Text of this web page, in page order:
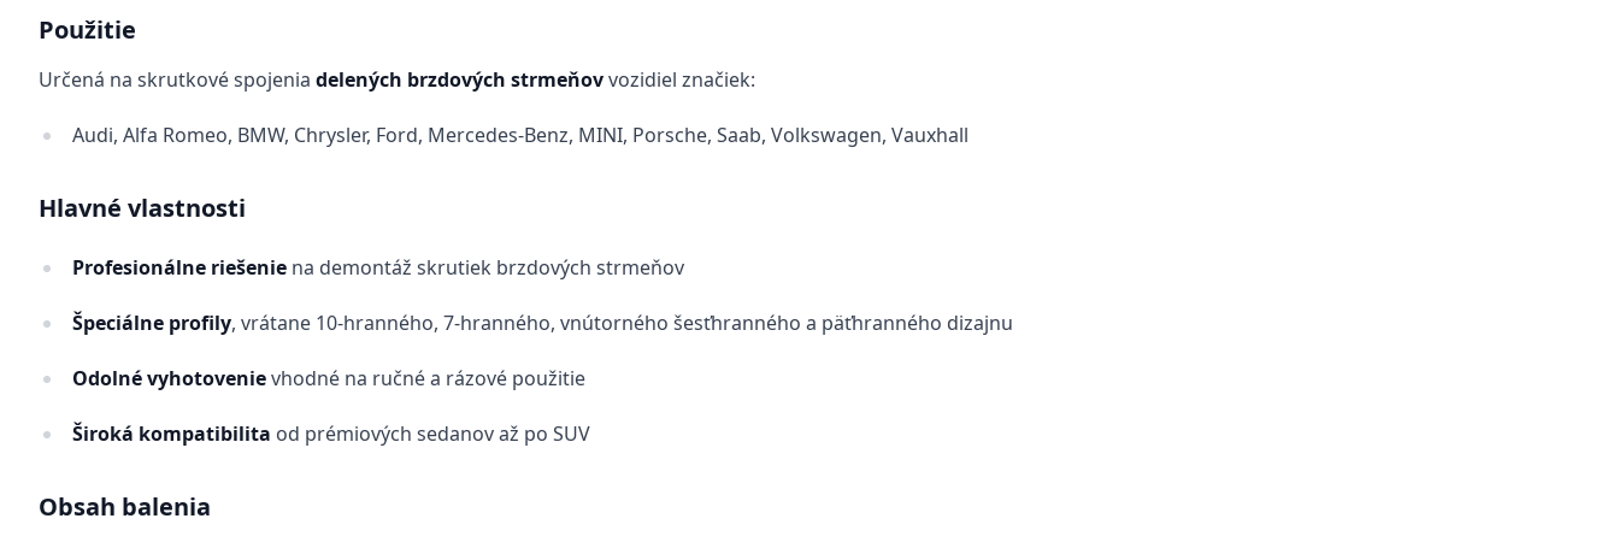
Použitie
Určená na skrutkové spojenia delených brzdových strmeňovvozidiel značiek:
Audi, Alfa Romeo, BMW, Chrysler, Ford, Mercedes-Benz, MINI, Porsche, Saab, Volkswagen, Vauxhall
Hlavné vlastnosti
Profesionálne riešenie na demontáž skrutiek brzdových strmeňov
Špeciálne profily, vrátane 10-hranného, 7-hranného, vnútorného šesťhranného a päťhranného dizajnu
Odolné vyhotovenievhodné na ručné a rázové použitie
Široká kompatibilita od prémiových sedanov až po SUV
Obsah balenia